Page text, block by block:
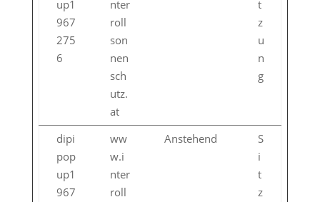
up1
967
275
6
nter
roll
son
nen
sch
utz.
at
t
z
u
n
g
dipi
pop
up1
967
ww
w.i
nter
roll
Anstehend
S
i
t
z